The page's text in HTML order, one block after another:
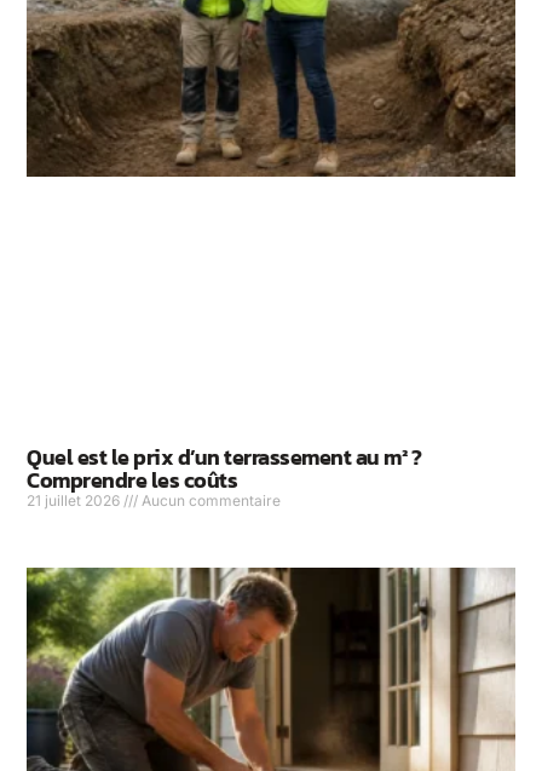
Quel est le prix d’un terrassement au m² ?
Comprendre les coûts
21 juillet 2026 Aucun commentaire